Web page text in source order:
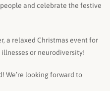
and celebrate the festive
a relaxed Christmas event for
or neurodiversity!
We’re looking forward to